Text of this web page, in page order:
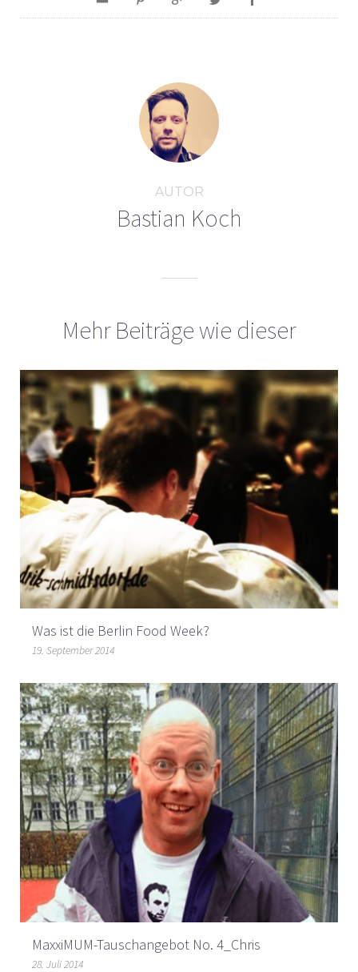
AUTOR
Bastian Koch
Mehr Beiträge wie dieser
Was ist die Berlin Food Week?
19. September 2014
MaxxiMUM-Tauschangebot No. 4_Chris
28. Juli 2014